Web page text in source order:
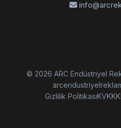
© 2026 ARC Endüstriyel
Gizlilik PolitikasıKVKK